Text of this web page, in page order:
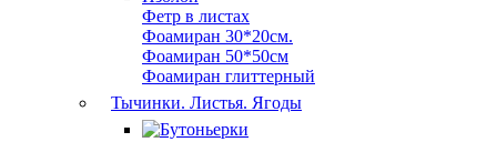
Фетр в листах
Фоамиран 30*20см.
Фоамиран 50*50см
Фоамиран глиттерный
Тычинки. Листья. Ягоды